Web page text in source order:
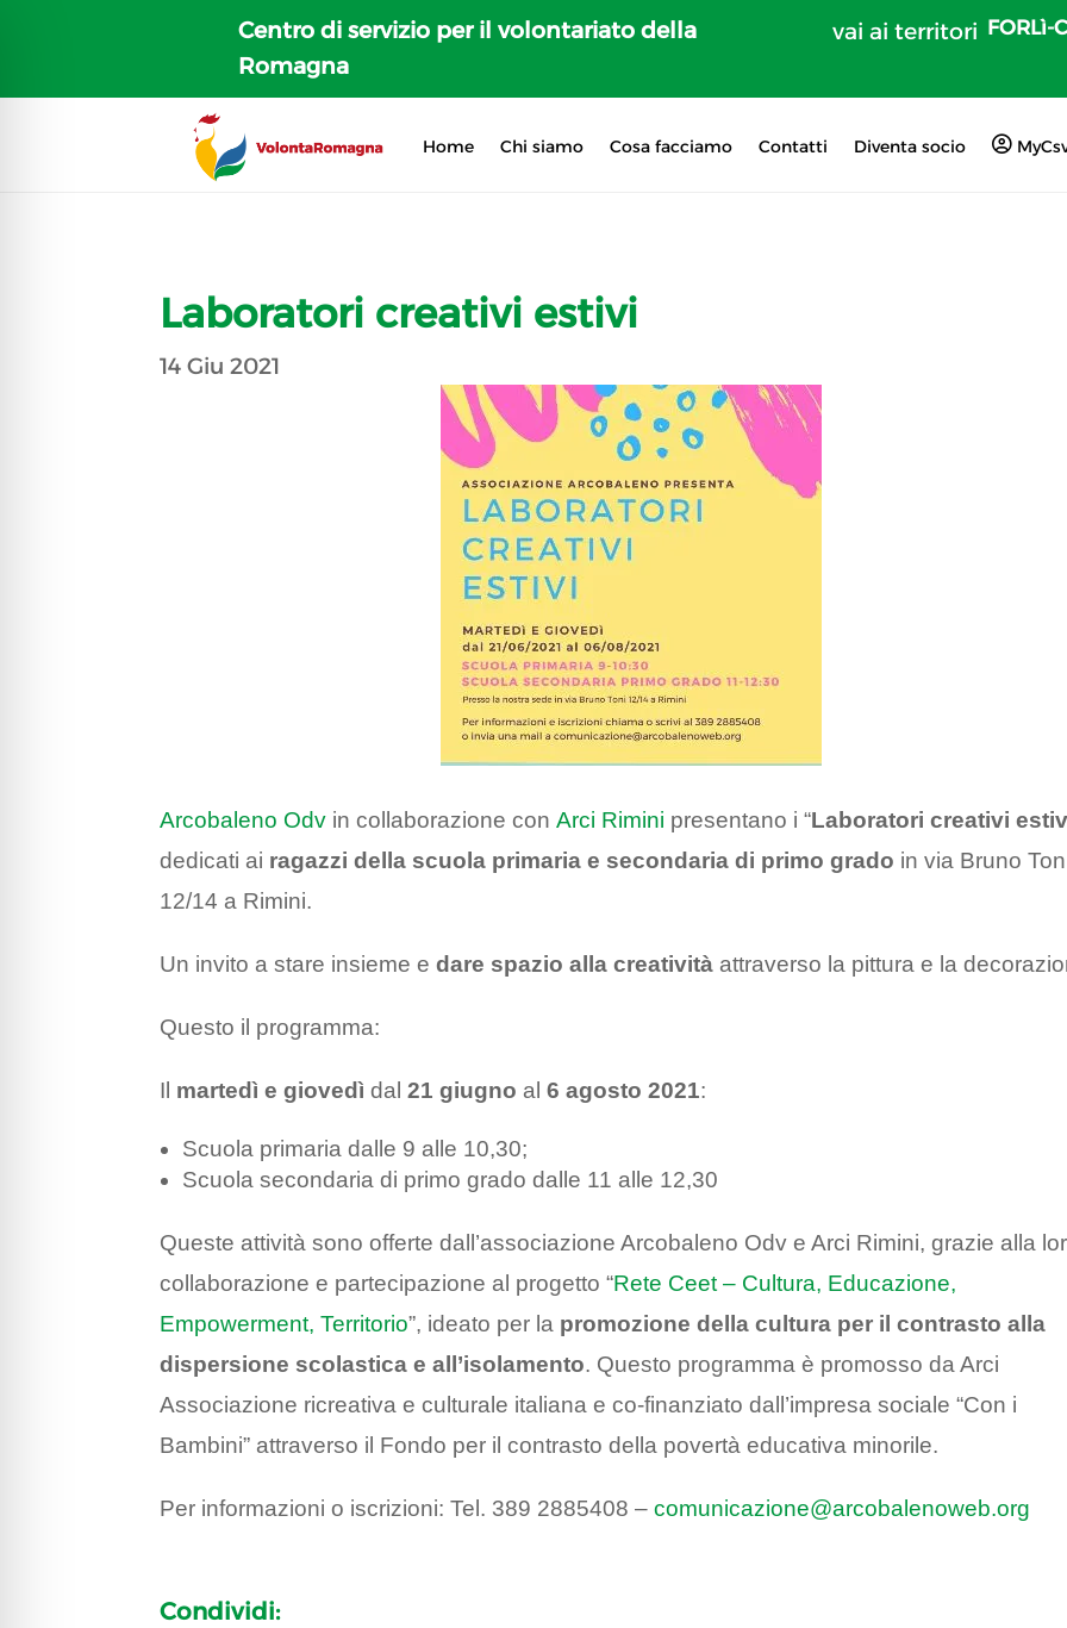
Centro di servizio per il volontariato della
Romagna
vai ai territori FORLì-
Home Chi siamo Cosa facciamo Contatti Diventa socio
Laboratori creativi estivi
14 Giu 2021
Arcobaleno Odv in collaborazione conArci Rimini presentano i “Laboratori creativi
dedicati ai ragazzi della scuola primaria e secondaria di primo grado in via Bruno
12/14 a Rimini.
Un invito a stare insieme edare spazio alla creatività attraverso la pittura e la
Questo il programma:
Il martedì e giovedì dal21 giugno al6 agosto 2021:
Scuola primaria dalle 9 alle 10,30;
Scuola secondaria di primo grado dalle 11 alle 12,30
Queste attività sono offerte dall’associazione Arcobaleno Odv e Arci Rimini, grazie alla
collaborazione e partecipazione al progetto “Rete Ceet – Cultura, Educazione,
Empowerment, Territorio”, ideato per la promozione della cultura per il contrasto alla
dispersione scolastica e all’isolamento. Questo programma è promosso da Arci
Associazione ricreativa e culturale italiana e co-finanziato dall’impresa sociale “Con i
Bambini” attraverso il Fondo per il contrasto della povertà educativa minorile.
Per informazioni o iscrizioni: Tel. 389 2885408 –comunicazione@arcobalenoweb.org
Condividi: